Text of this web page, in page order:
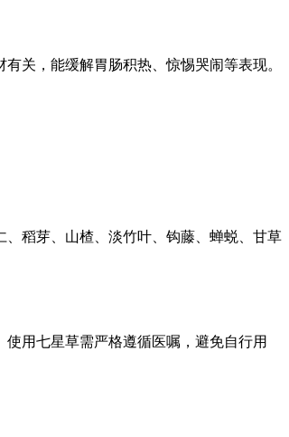
关，能缓解胃肠积热、惊惕哭闹等表现。
稻芽、山楂、淡竹叶、钩藤、蝉蜕、甘草
用七星草需严格遵循医嘱，避免自行用